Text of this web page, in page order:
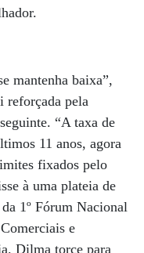
mantenha baixa”,
reforçada pela
“A taxa de
11 anos, agora
fixados pelo
à uma plateia de
1º Fórum Nacional
e
Dilma torce para